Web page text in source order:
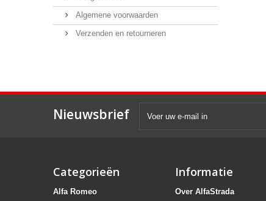
Algemene voorwaarden
Verzenden en retourneren
Nieuwsbrief
Categorieën
Alfa Romeo
Informatie
Over AlfaStrada